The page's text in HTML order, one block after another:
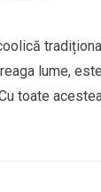
lume,
toate